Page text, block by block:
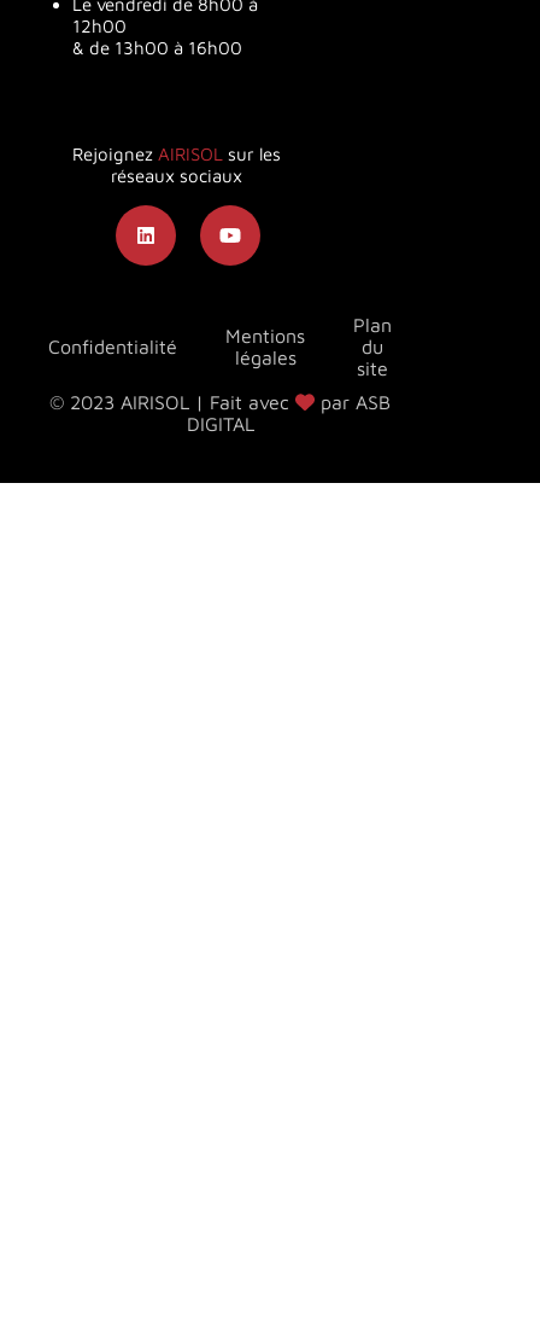
12h00
& de 13h00 à 16h00
Confidentialité
Mentions
légales
Plan
du
site
© 2023 AIRISOL | Fait avec
par ASB
DIGITAL
Rejoignez AIRISOL sur les
réseaux sociaux